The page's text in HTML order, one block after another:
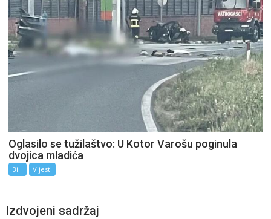
Oglasilo se tužilaštvo: U Kotor Varošu poginula
dvojica mladića
BiH Vijesti
Izdvojeni sadržaj